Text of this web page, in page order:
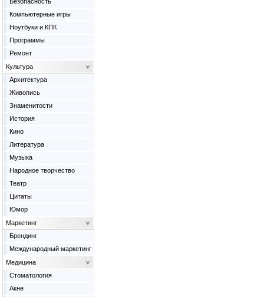
Компьютерные игры
Ноутбуки и КПК
Программы
Ремонт
Культура
Архитектура
Живопись
Знаменитости
История
Кино
Литература
Музыка
Народное творчество
Театр
Цитаты
Юмор
Маркетинг
Брендинг
Международный маркетинг
Медицина
Cтоматология
Акне